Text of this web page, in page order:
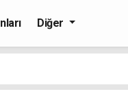
Diğer